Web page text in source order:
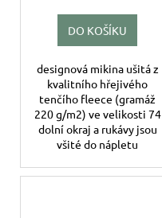
DO KOŠÍKU
designová mikina ušitá z
kvalitního hřejivého
tenčího fleece (gramáž
220 g/m2) ve velikosti 74
dolní okraj a rukávy jsou
všité do nápletu